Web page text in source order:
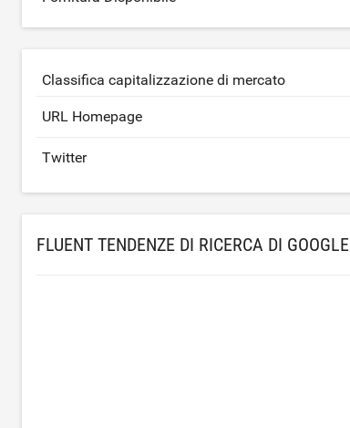
Classifica capitalizzazione di mercato
URL Homepage
Twitter
FLUENT TENDENZE DI RICERCA DI GOOGLE